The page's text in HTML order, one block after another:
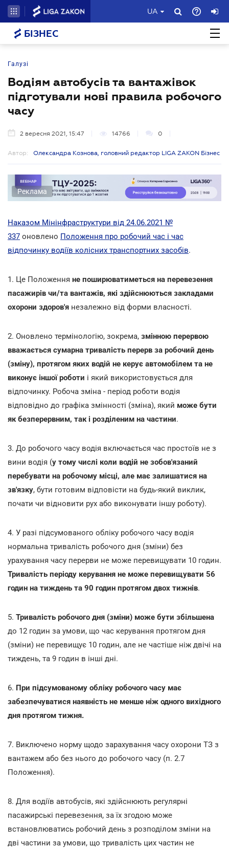
UA
БІЗНЕС
Галузі
Водіям автобусів та вантажівок
підготували нові правила робочого
часу
2 вересня 2021, 15:47 14766 0
Автор: Олександра Кознова, головний редактор LIGA ZAKON Бізнес
Реклама
Наказом Мінінфраструктури від 24.06.2021 №
337 оновлено Положення про робочий час і час
відпочинку водіїв колісних транспортних засобів.
1. Це Положення не поширюватиметься на перевезення
пасажирів чи/та вантажів, які здійснюються закладами
охорони здоров'я незалежно від форми власності.
2. Оновлено термінологію, зокрема, змінною перервою
вважається сумарна тривалість перерв за робочий день
(зміну), протягом яких водій не керує автомобілем та не
виконує іншої роботи і який використовується для
відпочинку. Робоча зміна - період роботи водія
відповідно до графіка змінності (зміна), який може бути
як безперервним, так і розділеним на частини.
3. До робочого часу водія включається час простоїв не з
вини водія (у тому числі коли водій не зобов'язаний
перебувати на робочому місці, але має залишатися на
зв'язку, бути готовим відповісти на будь-який виклик,
почати чи відновити рух або виконувати іншу роботу).
4. У разі підсумованого обліку робочого часу водія
нормальна тривалість робочого дня (зміни) без
урахування часу перерви не може перевищувати 10 годин.
Тривалість періоду керування не може перевищувати 56
годин на тиждень та 90 годин протягом двох тижнів.
5. Тривалість робочого дня (зміни) може бути збільшена
до 12 годин за умови, що час керування протягом дня
(зміни) не перевищує 10 годин, але не частіше ніж двічі на
тиждень, та 9 годин в інші дні.
6. При підсумованому обліку робочого часу має
забезпечуватися наявність не менше ніж одного вихідного
дня протягом тижня.
7. Виключено норму щодо зарахування часу охорони ТЗ з
вантажем або без нього до робочого часу (п. 2.7
Положення).
8. Для водіїв автобусів, які здійснюють регулярні
пасажирські перевезення, за їх згодою може
встановлюватись робочий день з розподілом зміни на
дві частини за умови, що тривалість цих частин не